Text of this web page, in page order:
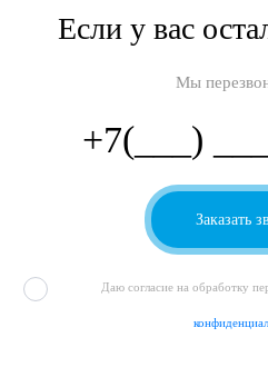
Если у вас
Мы
Даю согласие на обработку